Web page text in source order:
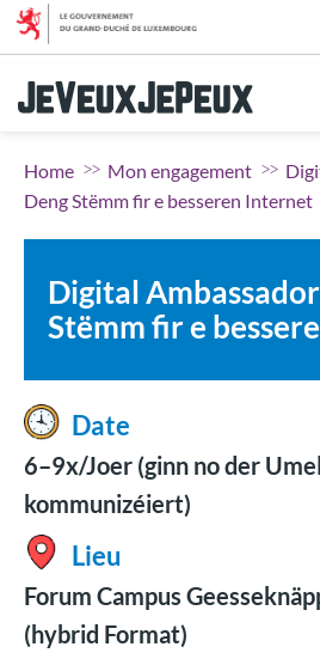
Aller au menu
Aller à la recherche
Home Mon engagement
Deng Stëmm fir e besseren Internet
Digital
Stëmm fir e
Date
6–9x/Joer (ginn no der
kommunizéiert)
Lieu
Forum Campus
(hybrid Format)